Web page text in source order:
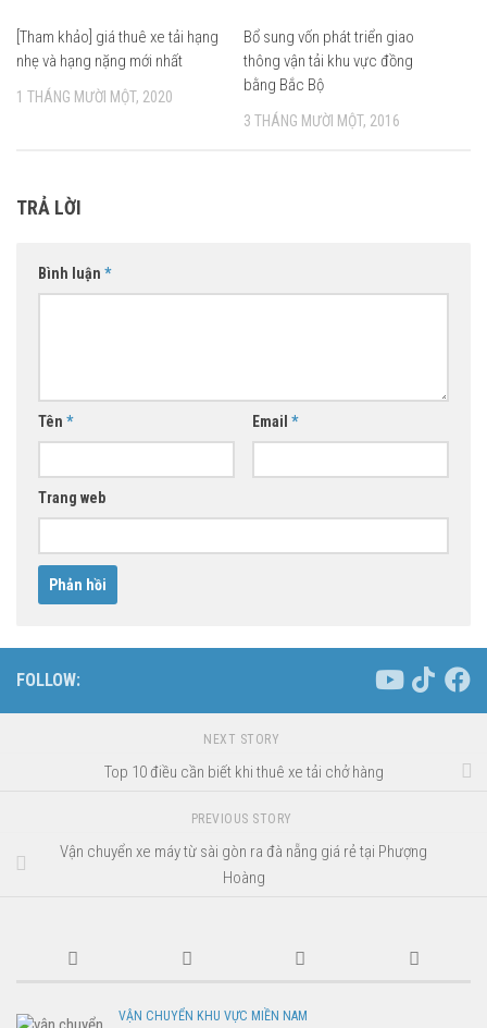
[Tham khảo] giá thuê xe tải hạng
nhẹ và hạng nặng mới nhất
1 THÁNG MƯỜI MỘT, 2020
Bổ sung vốn phát triển giao
thông vận tải khu vực đồng
bằng Bắc Bộ
3 THÁNG MƯỜI MỘT, 2016
TRẢ LỜI
Bình luận *
Tên * Email *
Trang web
FOLLOW:
NEXT STORY
Top 10 điều cần biết khi thuê xe tải chở hàng
PREVIOUS STORY
Vận chuyển xe máy từ sài gòn ra đà nẵng giá rẻ tại Phượng
Hoàng
VẬN CHUYỂN KHU VỰC MIỀN NAM